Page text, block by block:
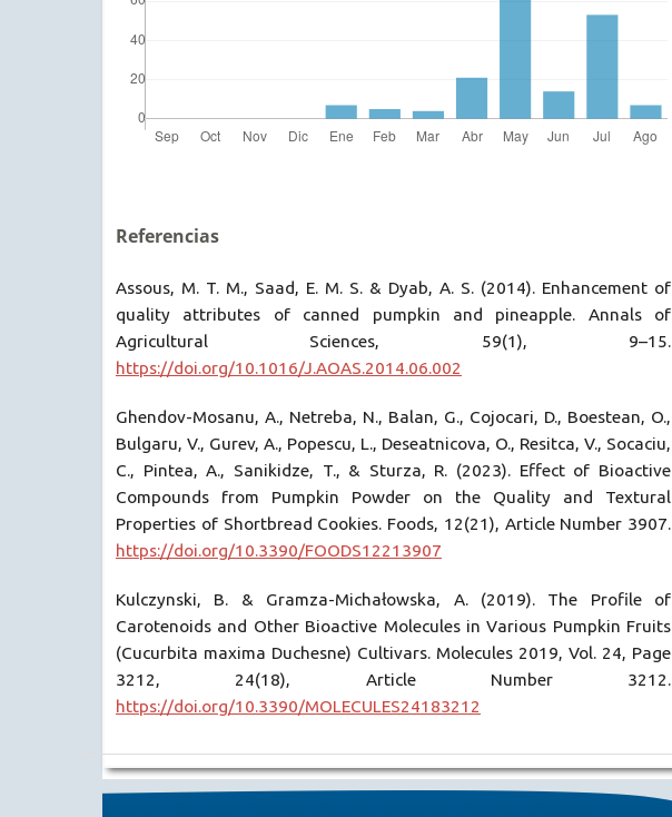
Referencias
Assous, M. T. M., Saad, E. M. S. & Dyab, A. S. (2014). Enhancement of
quality attributes of canned pumpkin and pineapple. Annals of
Agricultural Sciences, 59(1), 9–15.
https://doi.org/10.1016/J.AOAS.2014.06.002
Ghendov-Mosanu, A., Netreba, N., Balan, G., Cojocari, D., Boestean, O.,
Bulgaru, V., Gurev, A., Popescu, L., Deseatnicova, O., Resitca, V., Socaciu,
C., Pintea, A., Sanikidze, T., & Sturza, R. (2023). Effect of Bioactive
Compounds from Pumpkin Powder on the Quality and Textural
Properties of Shortbread Cookies. Foods, 12(21), Article Number 3907.
https://doi.org/10.3390/FOODS12213907
Kulczynski, B. & Gramza-Michałowska, A. (2019). The Profile of
Carotenoids and Other Bioactive Molecules in Various Pumpkin Fruits
(Cucurbita maxima Duchesne) Cultivars. Molecules 2019, Vol. 24, Page
3212, 24(18), Article Number 3212.
https://doi.org/10.3390/MOLECULES24183212